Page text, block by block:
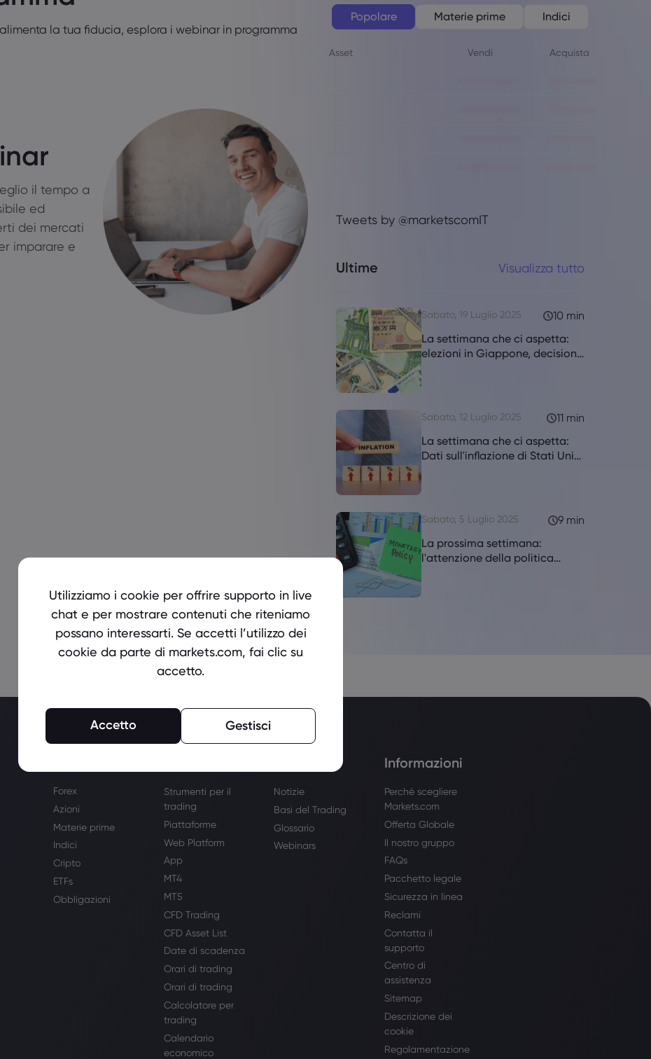
la tua fiducia, esplora i webinar in programma
il tempo a
ed
dei mercati
imparare e
Popolare Materie prime Indici
Asset Vendi Acquista
Tweets by @marketscomIT
Ultime Visualizza tutto
Sabato, 19 Luglio 2025
10 min
La settimana che ci aspetta:
elezioni in Giappone, decisione
Sabato, 12 Luglio 2025
11 min
La settimana che ci aspetta:
Dati sull'inflazione di Stati Uniti,
Sabato, 5 Luglio 2025
9 min
La prossima settimana:
l'attenzione della politica
Forex
Azioni
Materie prime
Indici
Cripto
ETFs
Obbligazioni
Strumenti per il
trading
Piattaforme
Web Platform
App
MT4
MT5
CFD Trading
CFD Asset List
Date di scadenza
Orari di trading
Orari di trading
Calcolatore per
trading
Calendario
economico
Notizie
Basi del Trading
Glossario
Webinars
Informazioni
Perché scegliere
Markets.com
Offerta Globale
Il nostro gruppo
FAQs
Pacchetto legale
Sicurezza in linea
Reclami
Contatta il
supporto
Centro di
assistenza
Sitemap
Descrizione dei
cookie
Regolamentazione
Utilizziamo i cookie per offrire supporto in live
chat e per mostrare contenuti che riteniamo
possano interessarti. Se accetti l’utilizzo dei
cookie da parte di markets.com, fai clic su
accetto.
Accetto Gestisci